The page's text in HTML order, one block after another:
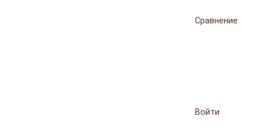
Сравнение
Войти